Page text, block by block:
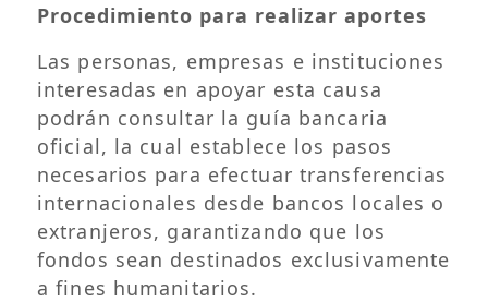
Procedimiento para realizar aportes
Las personas, empresas e instituciones
interesadas en apoyar esta causa
podrán consultar la guía bancaria
oficial, la cual establece los pasos
necesarios para efectuar transferencias
internacionales desde bancos locales o
extranjeros, garantizando que los
fondos sean destinados exclusivamente
a fines humanitarios.